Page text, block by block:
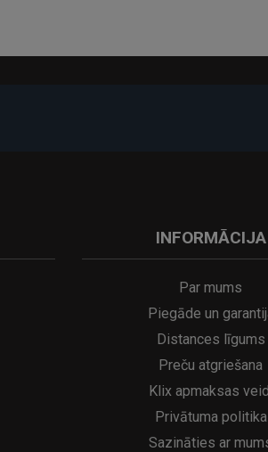
A
kumulatora LED galda lampa SERINA Mini Ø80×200 mm..
21.95€
INFORMĀCIJA
Par mums
Piegāde un
Distances līgums
Preču atgriešana
Klix apmaksas
Privātuma politika
Sazināties ar